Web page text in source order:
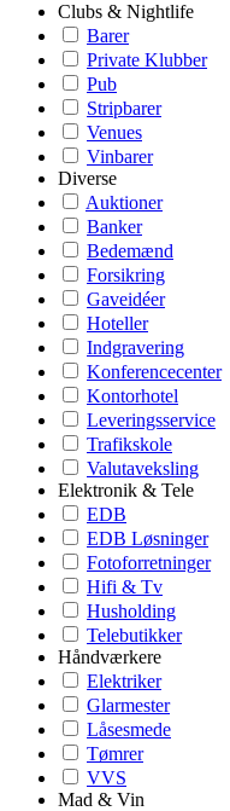
Clubs & Nightlife
Barer
Private Klubber
Pub
Stripbarer
Venues
Vinbarer
Diverse
Auktioner
Banker
Bedemænd
Forsikring
Gaveidéer
Hoteller
Indgravering
Konferencecenter
Kontorhotel
Leveringsservice
Trafikskole
Valutaveksling
Elektronik & Tele
EDB
EDB Løsninger
Fotoforretninger
Hifi & Tv
Husholding
Telebutikker
Håndværkere
Elektriker
Glarmester
Låsesmede
Tømrer
VVS
Mad & Vin